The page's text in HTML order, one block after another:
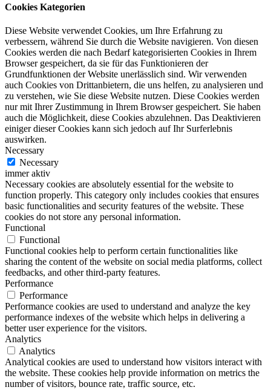
Cookies Kategorien
Diese Website verwendet Cookies, um Ihre Erfahrung zu
verbessern, während Sie durch die Website navigieren. Von diesen
Cookies werden die nach Bedarf kategorisierten Cookies in Ihrem
Browser gespeichert, da sie für das Funktionieren der
Grundfunktionen der Website unerlässlich sind. Wir verwenden
auch Cookies von Drittanbietern, die uns helfen, zu analysieren und
zu verstehen, wie Sie diese Website nutzen. Diese Cookies werden
nur mit Ihrer Zustimmung in Ihrem Browser gespeichert. Sie haben
auch die Möglichkeit, diese Cookies abzulehnen. Das Deaktivieren
einiger dieser Cookies kann sich jedoch auf Ihr Surferlebnis
auswirken.
Necessary
Necessary
immer aktiv
Necessary cookies are absolutely essential for the website to
function properly. This category only includes cookies that ensures
basic functionalities and security features of the website. These
cookies do not store any personal information.
Functional
Functional
Functional cookies help to perform certain functionalities like
sharing the content of the website on social media platforms, collect
feedbacks, and other third-party features.
Performance
Performance
Performance cookies are used to understand and analyze the key
performance indexes of the website which helps in delivering a
better user experience for the visitors.
Analytics
Analytics
Analytical cookies are used to understand how visitors interact with
the website. These cookies help provide information on metrics the
number of visitors, bounce rate, traffic source, etc.